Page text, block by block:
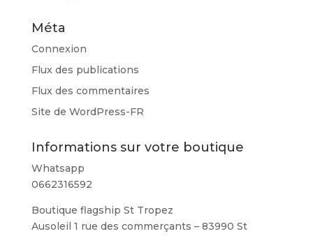
Méta
Connexion
Flux des publications
Flux des commentaires
Site de WordPress-FR
Informations sur votre boutique
Whatsapp
0662316592
Boutique flagship St Tropez
Ausoleil 1 rue des commerçants – 83990 St